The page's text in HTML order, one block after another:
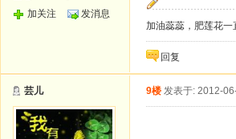
加关注
发消息
加油蕊蕊，肥莲花一
回复
芸儿 9楼 发表于: 2012-